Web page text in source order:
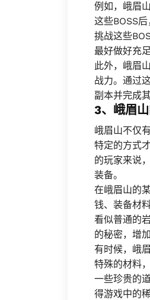
例如，峨眉
这些BOSS
挑战这些
最好做好充
此外，峨眉
战力。通过
副本并完成
3、峨眉
峨眉山不仅
特定的方式
的玩家来说
装备。
在峨眉山的
钱、装备材
看似普通的
的秘密，增
有时候，峨
特殊的材料
一些珍贵的
得游戏中的